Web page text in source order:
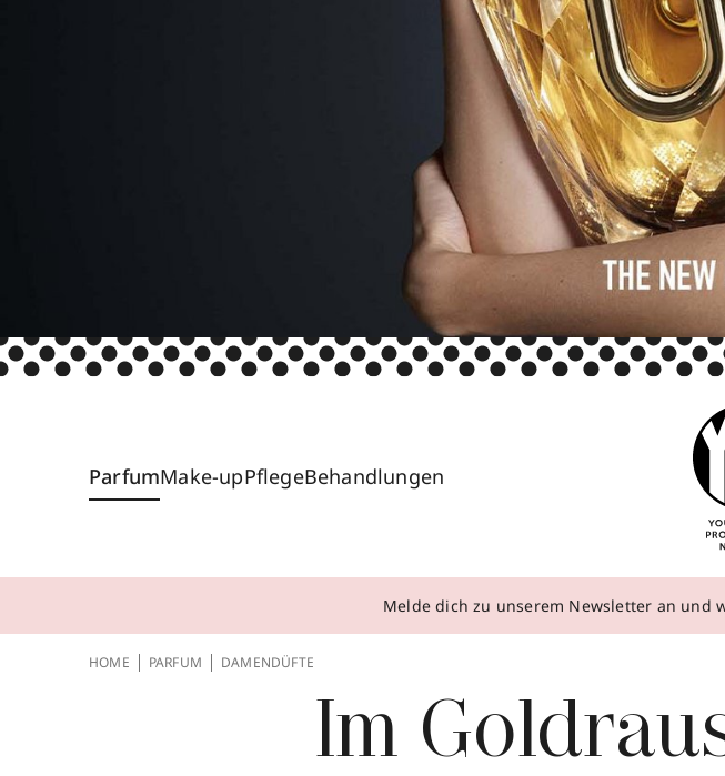
ParfumMake-upPflegeBehandlungen
Melde dich zu unserem Newsletter an und
HOME PARFUM DAMENDÜFTE
Im